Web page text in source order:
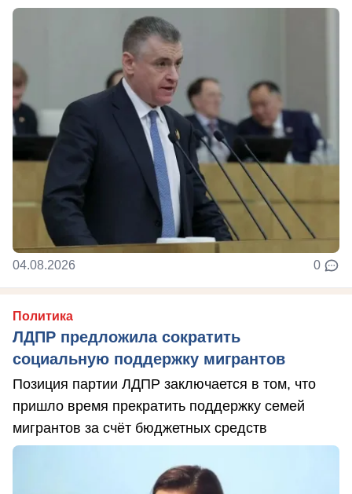
04.08.2026 0
Политика
ЛДПР предложила сократить
социальную поддержку мигрантов
Позиция партии ЛДПР заключается в том, что
пришло время прекратить поддержку семей
мигрантов за счёт бюджетных средств